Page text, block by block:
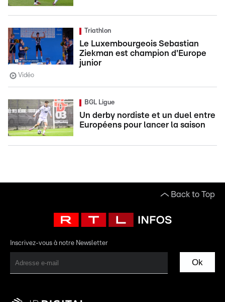
Triathlon
Le Luxembourgeois Sebastian
Ziekman est champion d'Europe
junior
Vidéo
BGL Ligue
Un derby nordiste et un duel entre
Européens pour lancer la saison
Back to Top
Inscrivez-vous à notre Newsletter
Ok